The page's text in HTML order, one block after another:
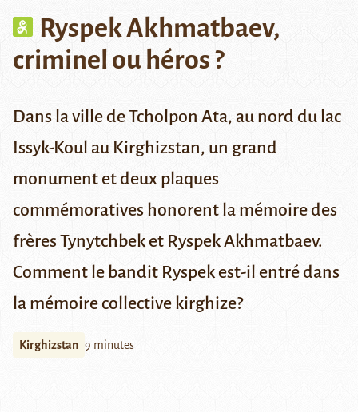
Ryspek Akhmatbaev,
criminel ou héros ?
Dans la ville de Tcholpon Ata, au nord du lac
Issyk-Koul au Kirghizstan, un grand
monument et deux plaques
commémoratives honorent la mémoire des
frères Tynytchbek et Ryspek Akhmatbaev.
Comment le bandit Ryspek est-il entré dans
la mémoire collective kirghize?
Kirghizstan 9 minutes